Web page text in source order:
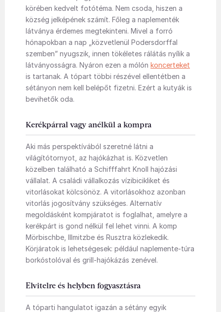
körében kedvelt fotótéma. Nem csoda, hiszen a
község jelképének számít. Főleg a naplementék
látványa érdemes megtekinteni. Mivel a forró
hónapokban a nap „közvetlenül Podersdorffal
szemben” nyugszik, innen tökéletes rálátás nyílik a
látványosságra. Nyáron ezen a mólón koncerteket
is tartanak. A tópart többi részével ellentétben a
sétányon nem kell belépőt fizetni. Ezért a kutyák is
bevihetők oda.
Kerékpárral vagy anélkül a kompra
Aki más perspektívából szeretné látni a
világítótornyot, az hajókázhat is. Közvetlen
közelben található a Schifffahrt Knoll hajózási
vállalat. A családi vállalkozás vízibicikliket és
vitorlásokat kölcsönöz. A vitorlásokhoz azonban
vitorlás jogosítvány szükséges. Alternatív
megoldásként kompjáratot is foglalhat, amelyre a
kerékpárt is gond nélkül fel lehet vinni. A komp
Mörbischbe, Illmitzbe és Rusztra közlekedik.
Körjáratok is lehetségesek: például naplemente-túra
borkóstolóval és grill-hajókázás zenével.
Elvitelre és helyben fogyasztásra
A tóparti hangulatot igazán a sétány egyik